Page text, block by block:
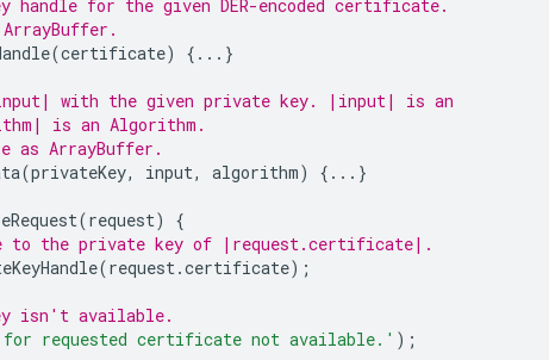
handle for the given DER-encoded certificate.
(certificate) {...}
with the given private key. |input| is an
is an Algorithm.
as ArrayBuffer.
(privateKey, input, algorithm) {...}
(request)
{
to the private key of |request.certificate|.
(request.certificate);
isn't available.
for requested certificate not available.' );